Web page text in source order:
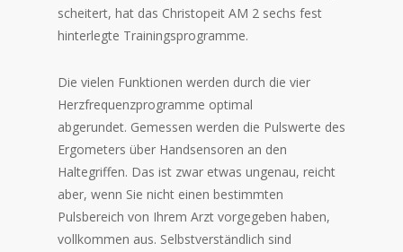
scheitert, hat das Christopeit AM 2 sechs fest
hinterlegte Trainingsprogramme.
Die vielen Funktionen werden durch die vier
Herzfrequenzprogramme optimal
abgerundet. Gemessen werden die Pulswerte des
Ergometers über Handsensoren an den
Haltegriffen. Das ist zwar etwas ungenau, reicht
aber, wenn Sie nicht einen bestimmten
Pulsbereich von Ihrem Arzt vorgegeben haben,
vollkommen aus. Selbstverständlich sind